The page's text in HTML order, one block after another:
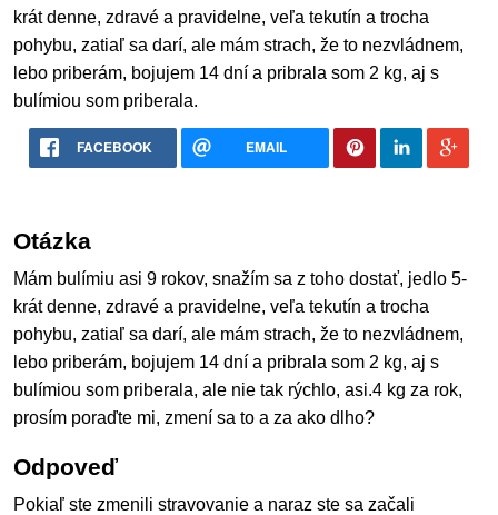
krát denne, zdravé a pravidelne, veľa tekutín a trocha
pohybu, zatiaľ sa darí, ale mám strach, že to nezvládnem,
lebo priberám, bojujem 14 dní a pribrala som 2 kg, aj s
bulímiou som priberala.
FACEBOOK EMAIL
Otázka
Mám bulímiu asi 9 rokov, snažím sa z toho dostať, jedlo 5-
krát denne, zdravé a pravidelne, veľa tekutín a trocha
pohybu, zatiaľ sa darí, ale mám strach, že to nezvládnem,
lebo priberám, bojujem 14 dní a pribrala som 2 kg, aj s
bulímiou som priberala, ale nie tak rýchlo, asi.4 kg za rok,
prosím poraďte mi, zmení sa to a za ako dlho?
Odpoveď
Pokiaľ ste zmenili stravovanie a naraz ste sa začali